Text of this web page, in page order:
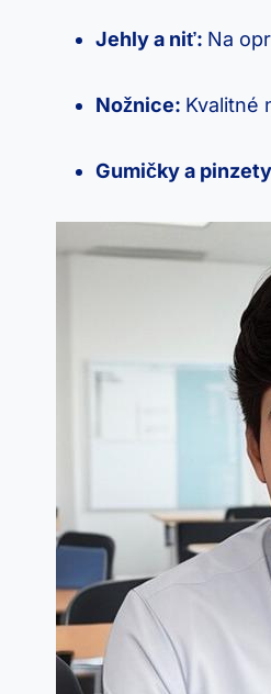
Jehly a niť: Na⁢
Nožnice: Kvalitné
Gumičky a